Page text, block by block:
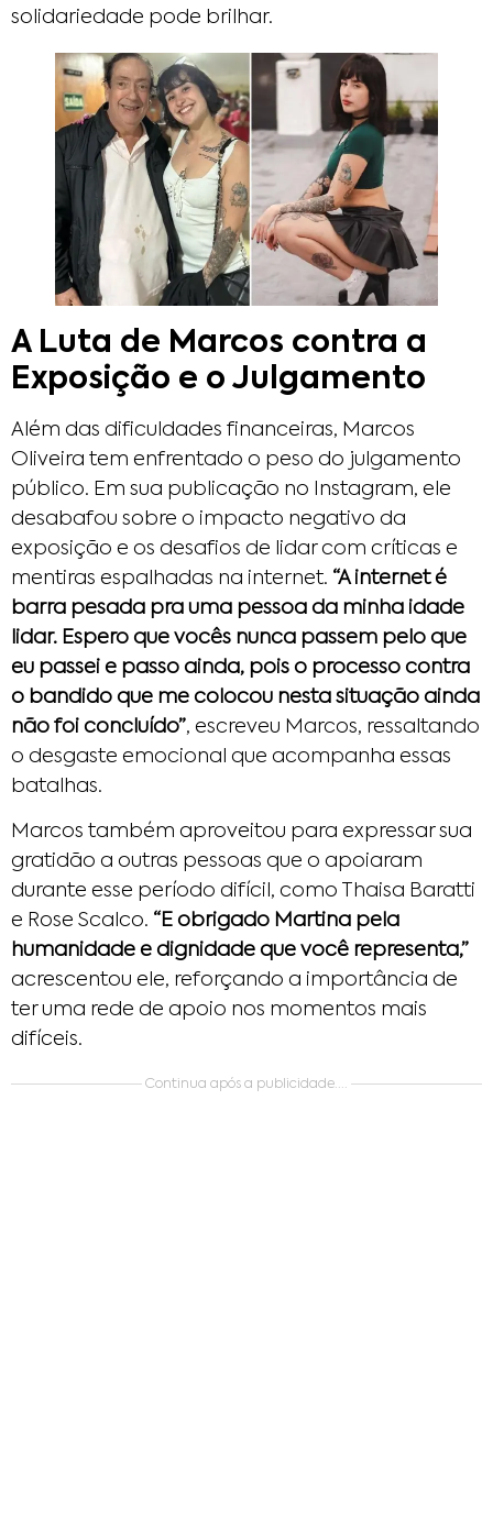
solidariedade pode brilhar.
A Luta de Marcos contra a
Exposição e o Julgamento
Além das dificuldades financeiras, Marcos
Oliveira tem enfrentado o peso do julgamento
público. Em sua publicação no Instagram, ele
desabafou sobre o impacto negativo da
exposição e os desafios de lidar com críticas e
mentiras espalhadas na internet. “A internet é
barra pesada pra uma pessoa da minha idade
lidar. Espero que vocês nunca passem pelo que
eu passei e passo ainda, pois o processo contra
o bandido que me colocou nesta situação ainda
não foi concluído”, escreveu Marcos, ressaltando
o desgaste emocional que acompanha essas
batalhas.
Marcos também aproveitou para expressar sua
gratidão a outras pessoas que o apoiaram
durante esse período difícil, como Thaisa Baratti
e Rose Scalco. “E obrigado Martina pela
humanidade e dignidade que você representa,”
acrescentou ele, reforçando a importância de
ter uma rede de apoio nos momentos mais
difíceis.
Continua após a publicidade....